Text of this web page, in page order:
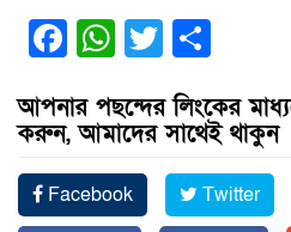
Facebook
WhatsApp
Twitter
আপনার পছন্দের লিংকের
করুন, আমাদের সাথেই থাকুন
Facebook Twitter